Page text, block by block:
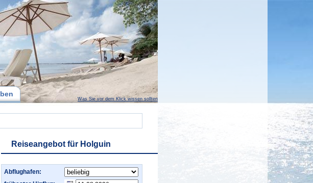
Was Sie vor dem Klick wissen sollten
Reiseangebot für Holguin
Abflughafen: